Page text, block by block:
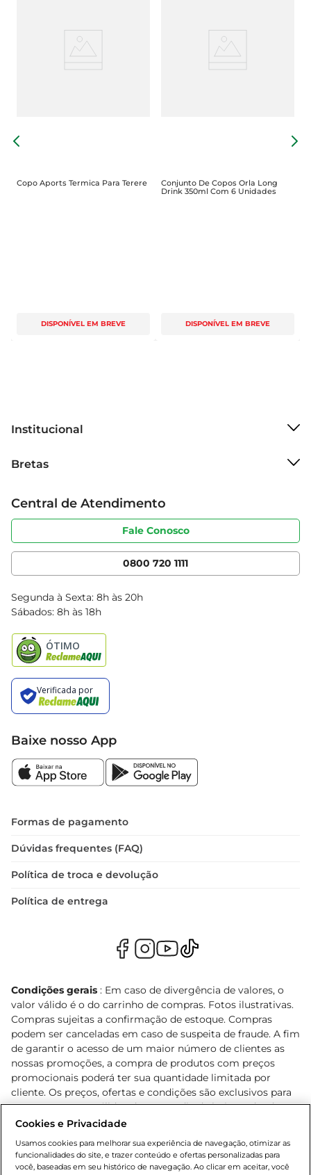
Copo Aports Termica Para Terere
DISPONÍVEL EM BREVE
Conjunto De Copos Orla Long
Drink 350ml Com 6 Unidades
DISPONÍVEL EM BREVE
Institucional
Grupo Cencosud
Sobre privacidade
Portal do fornecedor
Cencosud Media
Bretas
Produtos Bretas
Código de ética
Serviços
Clube Bretas
Blog Bretas
Black Friday
Central de Atendimento
Fale Conosco
0800 720 1111
Segunda à Sexta: 8h às 20h
Sábados: 8h às 18h
Baixe nosso App
Formas de pagamento
Dúvidas frequentes (FAQ)
Política de troca e devolução
Política de entrega
Condições gerais : Em caso de divergência de valores, o
valor válido é o do carrinho de compras. Fotos ilustrativas.
Compras sujeitas a confirmação de estoque. Compras
podem ser canceladas em caso de suspeita de fraude. A fim
de garantir o acesso de um maior número de clientes as
nossas promoções, a compra de produtos com preços
promocionais poderá ter sua quantidade limitada por
cliente. Os preços, ofertas e condições são exclusivos para
o e-commerce e válidos durante o dia de hoje, podendo
sofrer alterações sem prévia notificação. Proibida a venda
Lei n.º 8069/90, art. 81, inciso II (Estatuto da Criança e do
Adolescente). Preços e condições exclusivos para o
Cookies e Privacidade
Usamos cookies para melhorar sua experiência de navegação, otimizar as
funcionalidades do site, e trazer conteúdo e ofertas personalizadas para
você, baseadas em seu histórico de navegação. Ao clicar em aceitar, você